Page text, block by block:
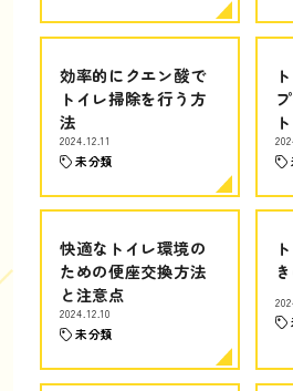
効率的にクエン酸で
トイレ掃除を行う方
法
2024.12.11
未分類
快適なトイレ環境の
ための便座交換方法
と注意点
2024.12.10
未分類